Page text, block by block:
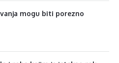
mogu biti porezno